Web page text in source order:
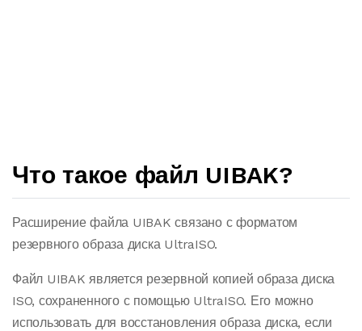
Что такое файл UIBAK?
Расширение файла UIBAK связано с форматом
резервного образа диска UltraISO.
Файл UIBAK является резервной копией образа диска
ISO, сохраненного с помощью UltraISO. Его можно
использовать для восстановления образа диска, если